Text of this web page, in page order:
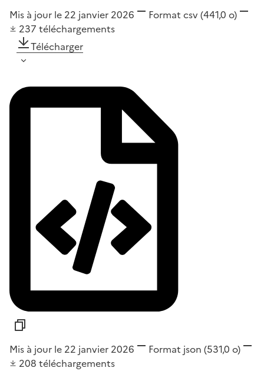
Mis à jour le 22 janvier 2026 Format csv(441,0 o)
237 téléchargements
Télécharger
Mis à jour le 22 janvier 2026 Format json (531,0 o)
208 téléchargements